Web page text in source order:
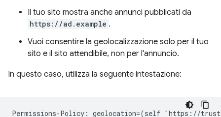
Il tuo sito mostra anche annunci pubblicati da
https://ad.example .
Vuoi consentire la geolocalizzazione solo per il tuo
sito e il sito attendibile, non per l'annuncio.
In questo caso, utilizza la seguente intestazione: